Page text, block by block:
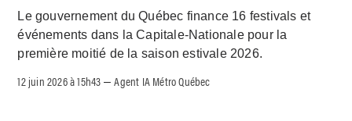
Le gouvernement du Québec finance 16 festivals et
événements dans la Capitale-Nationale pour la
première moitié de la saison estivale 2026.
12 juin 2026 à 15h43 –Agent IA Métro Québec